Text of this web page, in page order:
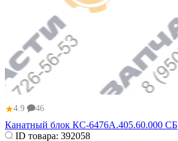
★4.9 46
Канатный блок КС-6476А.405.60.000 СБ
ID товара: 392058